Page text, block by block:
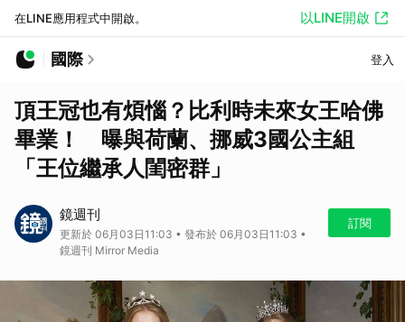
在LINE應用程式中開啟。 以LINE開啟
國際 登入
頂王冠也有煩惱？比利時未來女王哈佛
畢業！ 曝與荷蘭、挪威3國公主組
「王位繼承人閨密群」
鏡週刊
更新於 06月03日11:03 • 發布於 06月03日11:03 •
鏡週刊 Mirror Media
訂閱